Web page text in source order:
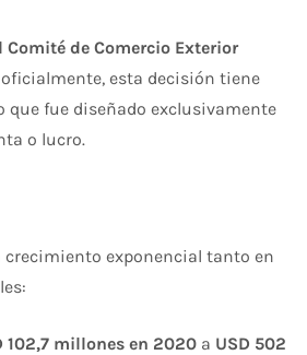
Comité de Comercio Exterior
esta decisión tiene
que fue diseñado exclusivamente
o lucro.
crecimiento exponencial tanto en
102,7 millones en 2020 a USD 502